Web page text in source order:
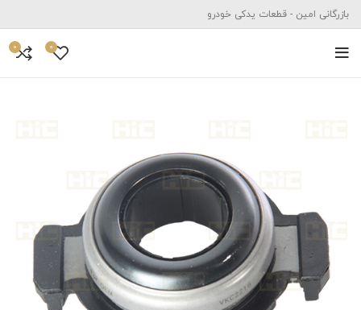
بازرگانی امین - قطعات یدکی خودرو
0
0